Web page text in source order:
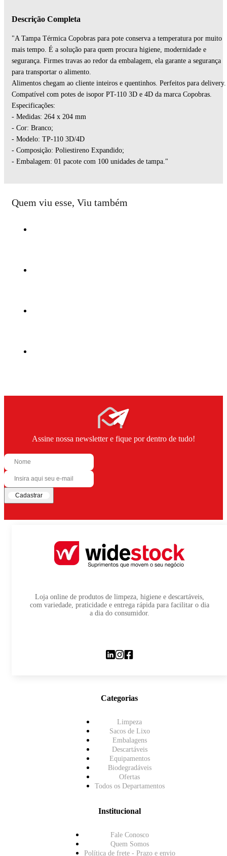
Descrição Completa
"A Tampa Térmica Copobras para pote conserva a temperatura por muito
mais tempo. É a solução para quem procura higiene, modernidade e
segurança. Firmes travas ao redor da embalagem, ela garante a segurança
para transportar o alimento.
Alimentos chegam ao cliente inteiros e quentinhos. Perfeitos para delivery.
Compatível com potes de isopor PT-110 3D e 4D da marca Copobras.
Especificações:
- Medidas: 264 x 204 mm
- Cor: Branco;
- Modelo: TP-110 3D/4D
- Composição: Poliestireno Expandido;
- Embalagem: 01 pacote com 100 unidades de tampa."
Quem viu esse, Viu também
Assine nossa newsletter e fique por dentro de tudo!
Cadastrar
Loja online de produtos de limpeza, higiene e descartáveis,
com variedade, praticidade e entrega rápida para facilitar o dia
a dia do consumidor.
Categorias
Limpeza
Sacos de Lixo
Embalagens
Descartáveis
Equipamentos
Biodegradáveis
Ofertas
Todos os Departamentos
Institucional
Fale Conosco
Quem Somos
Política de frete - Prazo e envio